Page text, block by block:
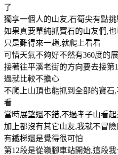
了
獨享一個人的山友,石筍尖有點挑
如果真要單純抓寶石的山友們,
只是難得來一趟,就爬上看看
可惜天氣不夠好不然有360度的
接著往平溪老街的方向要去接第
過就比較不擔心
不爬上山頂也能抓到全部的寶石
看
當時展望還不錯,不過孝子山看
加上都沒有其它山友,我就不冒
有鐵梯還是覺得很可怕
第12段是從嶺腳車站開始,這段